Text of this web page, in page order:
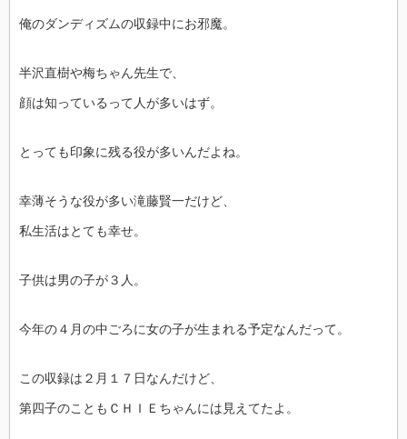
俺のダンディズムの収録中にお邪魔。
半沢直樹や梅ちゃん先生で、
顔は知っているって人が多いはず。
とっても印象に残る役が多いんだよね。
幸薄そうな役が多い滝藤賢一だけど、
私生活はとても幸せ。
子供は男の子が３人。
今年の４月の中ごろに女の子が生まれる予定なんだって。
この収録は２月１７日なんだけど、
第四子のこともＣＨＩＥちゃんには見えてたよ。